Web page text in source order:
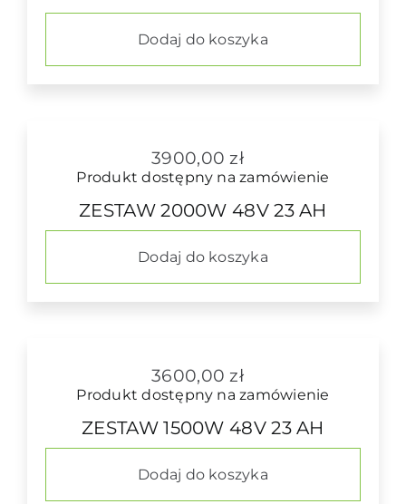
Dodaj do koszyka
3900,00zł
Produkt dostępny na zamówienie
ZESTAW 2000W 48V 23 AH
Dodaj do koszyka
3600,00zł
Produkt dostępny na zamówienie
ZESTAW 1500W 48V 23 AH
Dodaj do koszyka